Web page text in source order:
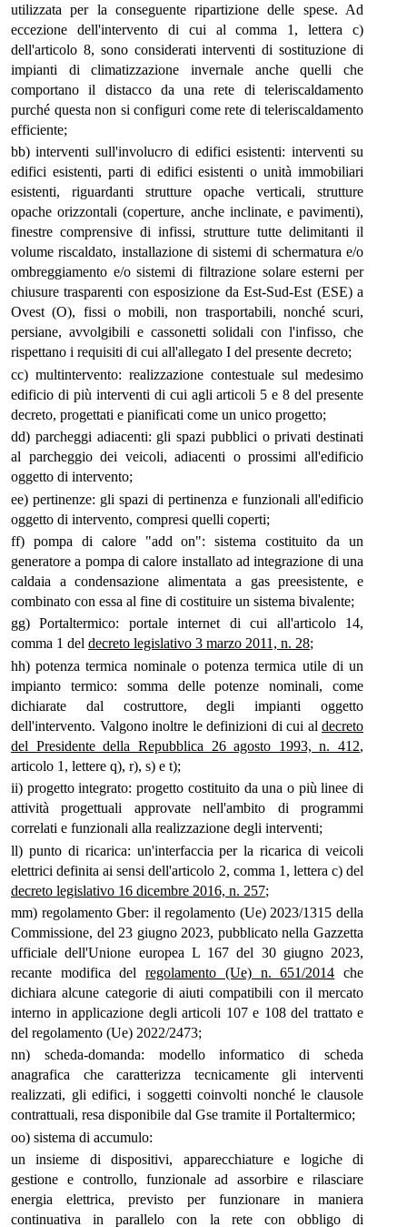
utilizzata per la conseguente ripartizione delle spese. Ad
eccezione dell'intervento di cui al comma 1, lettera c)
dell'articolo 8, sono considerati interventi di sostituzione di
impianti di climatizzazione invernale anche quelli che
comportano il distacco da una rete di teleriscaldamento
purché questa non si configuri come rete di teleriscaldamento
efficiente;
bb) interventi sull'involucro di edifici esistenti: interventi su
edifici esistenti, parti di edifici esistenti o unità immobiliari
esistenti, riguardanti strutture opache verticali, strutture
opache orizzontali (coperture, anche inclinate, e pavimenti),
finestre comprensive di infissi, strutture tutte delimitanti il
volume riscaldato, installazione di sistemi di schermatura e/o
ombreggiamento e/o sistemi di filtrazione solare esterni per
chiusure trasparenti con esposizione da Est-Sud-Est (ESE) a
Ovest (O), fissi o mobili, non trasportabili, nonché scuri,
persiane, avvolgibili e cassonetti solidali con l'infisso, che
rispettano i requisiti di cui all'allegato I del presente decreto;
cc) multintervento: realizzazione contestuale sul medesimo
edificio di più interventi di cui agli articoli 5 e 8 del presente
decreto, progettati e pianificati come un unico progetto;
dd) parcheggi adiacenti: gli spazi pubblici o privati destinati
al parcheggio dei veicoli, adiacenti o prossimi all'edificio
oggetto di intervento;
ee) pertinenze: gli spazi di pertinenza e funzionali all'edificio
oggetto di intervento, compresi quelli coperti;
ff) pompa di calore "add on": sistema costituito da un
generatore a pompa di calore installato ad integrazione di una
caldaia a condensazione alimentata a gas preesistente, e
combinato con essa al fine di costituire un sistema bivalente;
gg) Portaltermico: portale internet di cui all'articolo 14,
comma 1 del decreto legislativo 3 marzo 2011, n. 28;
hh) potenza termica nominale o potenza termica utile di un
impianto termico: somma delle potenze nominali, come
dichiarate dal costruttore, degli impianti oggetto
dell'intervento. Valgono inoltre le definizioni di cui al decreto
del Presidente della Repubblica 26 agosto 1993, n. 412,
articolo 1, lettere q), r), s) e t);
ii) progetto integrato: progetto costituito da una o più linee di
attività progettuali approvate nell'ambito di programmi
correlati e funzionali alla realizzazione degli interventi;
ll) punto di ricarica: un'interfaccia per la ricarica di veicoli
elettrici definita ai sensi dell'articolo 2, comma 1, lettera c) del
decreto legislativo 16 dicembre 2016, n. 257;
mm) regolamento Gber: il regolamento (Ue) 2023/1315 della
Commissione, del 23 giugno 2023, pubblicato nella Gazzetta
ufficiale dell'Unione europea L 167 del 30 giugno 2023,
recante modifica delregolamento (Ue) n. 651/2014 che
dichiara alcune categorie di aiuti compatibili con il mercato
interno in applicazione degli articoli 107 e 108 del trattato e
del regolamento (Ue) 2022/2473;
nn) scheda-domanda: modello informatico di scheda
anagrafica che caratterizza tecnicamente gli interventi
realizzati, gli edifici, i soggetti coinvolti nonché le clausole
contrattuali, resa disponibile dal Gse tramite il Portaltermico;
oo) sistema di accumulo:
un insieme di dispositivi, apparecchiature e logiche di
gestione e controllo, funzionale ad assorbire e rilasciare
energia elettrica, previsto per funzionare in maniera
continuativa in parallelo con la rete con obbligo di